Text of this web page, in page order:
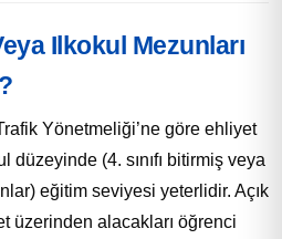
Ilkokul Mezunları
Yönetmeliği’ne göre ehliyet
(4. sınıfı bitirmiş veya
eğitim seviyesi yeterlidir. Açık
üzerinden alacakları öğrenci